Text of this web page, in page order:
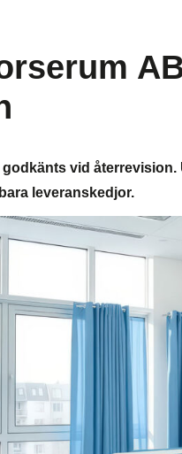
vid
leveranskedjor.